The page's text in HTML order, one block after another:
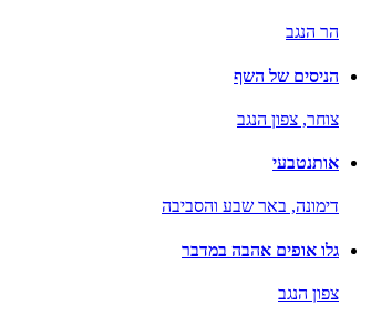
הר הנגב
הניסים של השף
צוחר, צפון הנגב
אותנטבעי
דימונה, באר שבע והסביבה
גלו אופים אהבה במדבר
צפון הנגב